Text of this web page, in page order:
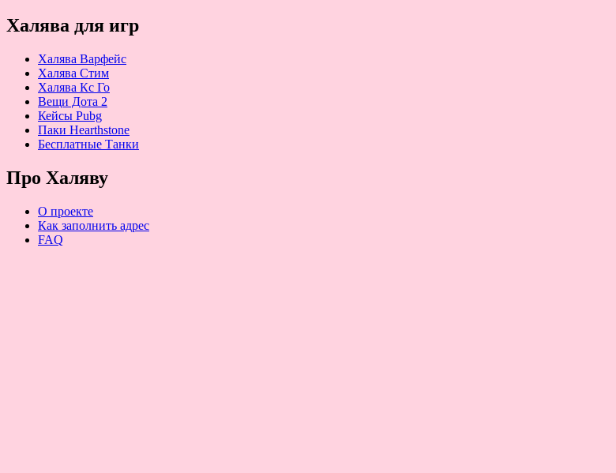
Халява для игр
Халява Варфейс
Халява Стим
Халява Кс Го
Вещи Дота 2
Кейсы Pubg
Паки Hearthstone
Бесплатные Танки
Про Халяву
О проекте
Как заполнить адрес
FAQ